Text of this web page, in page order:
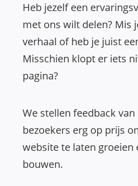
Heb jezelf een
met ons wilt delen? Mis
verhaal of heb je juist
Misschien klopt er iets
pagina?
We stellen feedback van
bezoekers erg op prijs
website te laten groeien
bouwen.